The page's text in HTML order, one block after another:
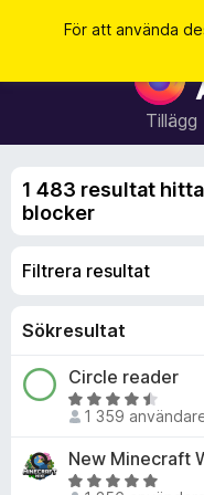
För att använda
Tillägg
k
1 483 resultat
blocker
Filtrera resultat
Sökresultat
Circle reader
B
e
t
y
1 359
New Minecraft
B